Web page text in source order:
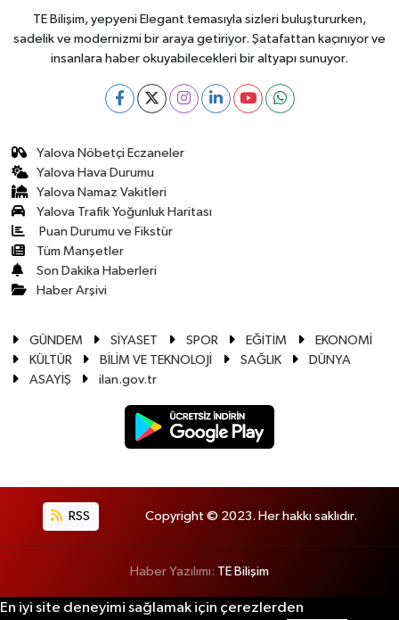
TE Bilişim, yepyeni Elegant temasıyla sizleri buluştururken,
sadelik ve modernizmi bir araya getiriyor. Şatafattan kaçınıyor ve
insanlara haber okuyabilecekleri bir altyapı sunuyor.
Yalova Nöbetçi Eczaneler
Yalova Hava Durumu
Yalova Namaz Vakitleri
Yalova Trafik Yoğunluk Haritası
Puan Durumu ve Fikstür
Tüm Manşetler
Son Dakika Haberleri
Haber Arşivi
GÜNDEM SİYASET SPOR EĞİTİM
EKONOMİ
KÜLTÜR
BİLİM VE TEKNOLOJİ SAĞLIK
DÜNYA
ASAYİŞ
ilan.gov.tr
RSS Copyright © 2023. Her hakkı saklıdır.
Haber Yazılımı: TE Bilişim
En iyi site deneyimi sağlamak için çerezlerden